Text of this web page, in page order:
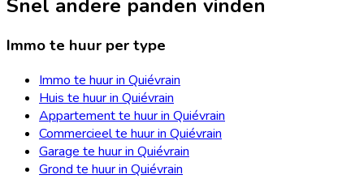
Snel andere panden vinden
Immo te huur per type
Immo te huur in Quiévrain
Huis te huur in Quiévrain
Appartement te huur in Quiévrain
Commercieel te huur in Quiévrain
Garage te huur in Quiévrain
Grond te huur in Quiévrain